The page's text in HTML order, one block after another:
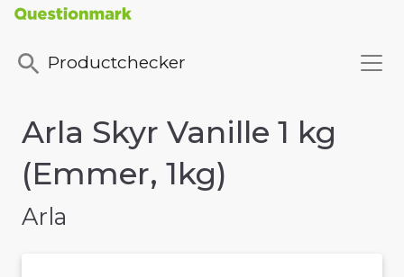
Productchecker
Arla Skyr Vanille 1 kg
(Emmer, 1kg)
Arla